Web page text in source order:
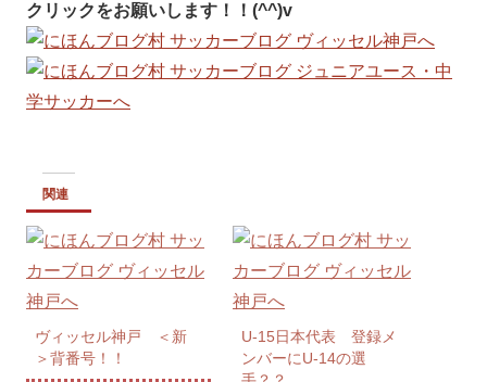
クリックをお願いします！！(^^)v
関連
ヴィッセル神戸 ＜新
＞背番号！！
U-15日本代表 登録メ
ンバーにU-14の選